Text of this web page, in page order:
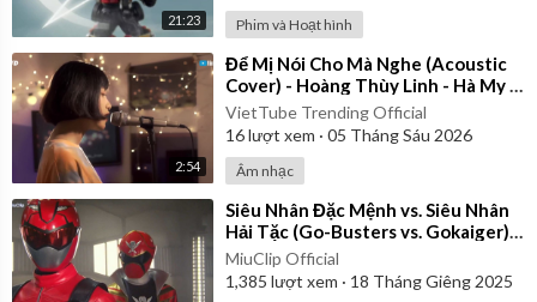
21:23 Phim và Hoạt hình
2:54
⁣Để Mị Nói Cho Mà Nghe (Acoustic
Cover) - Hoàng Thùy Linh - Hà My x
Đình Duy
VietTube Trending Official
16lượt xem · 05 Tháng Sáu 2026
Âm nhạc
⁣Siêu Nhân Đặc Mệnh vs. Siêu Nhân
Hải Tặc (Go-Busters vs. Gokaiger) |
Vietsub
MiuClip Official
1,385 lượt xem · 18 Tháng Giêng 2025